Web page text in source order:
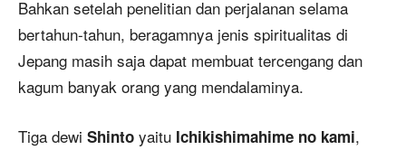
Bahkan setelah penelitian dan perjalanan selama
bertahun-tahun, beragamnya jenis spiritualitas di
Jepang masih saja dapat membuat tercengang dan
kagum banyak orang yang mendalaminya.
Tiga dewi Shinto yaitu Ichikishimahime no kami,